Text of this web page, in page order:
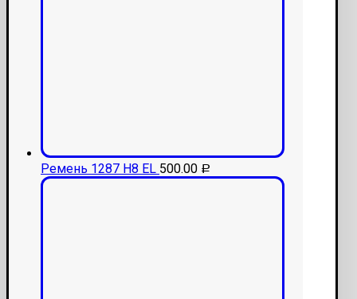
Ремень 1287 H8 EL 500.00 Р